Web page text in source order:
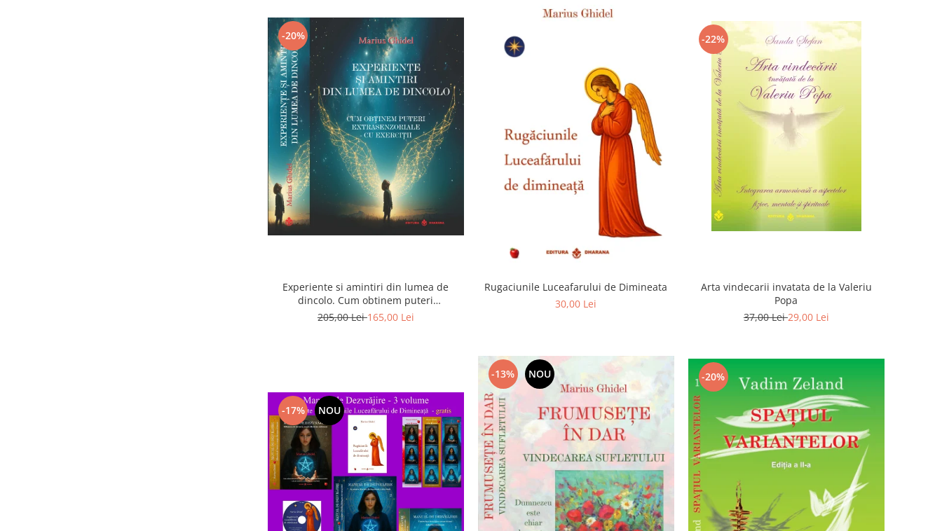
-20%
Experiente si amintiri din lumea de
dincolo. Cum obtinem puteri
extrasenzoriale - cu exercitii
205,00 Lei165,00 Lei
Rugaciunile Luceafarului de Dimineata
30,00 Lei
-22%
Arta vindecarii invatata de la Valeriu
Popa
37,00 Lei29,00 Lei
-17% NOU
-13% NOU -20%